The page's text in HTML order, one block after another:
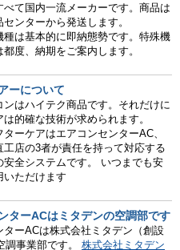
べて国内一流メーカーです。商品は
ンターから発送します。
種は基本的に即納態勢です。特殊機
度、納期をご案内します。
ーについて
ンはハイテク商品です。それだけに
的確な技術が求められます。
ーケアはエアコンセンターAC、
工店の3者が責任を持って対応する
安全システムです。 いつまでも安
いただけます
ターACはミタデンの空調部です
ターACは株式会社ミタデン（創設
調事業部です。 株式会社ミタデン